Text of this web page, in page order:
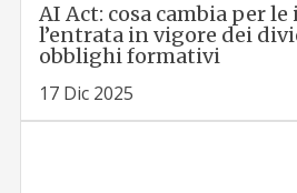
AI Act: cosa cambia per
l’entrata in vigore dei
obblighi formativi
17 Dic 2025